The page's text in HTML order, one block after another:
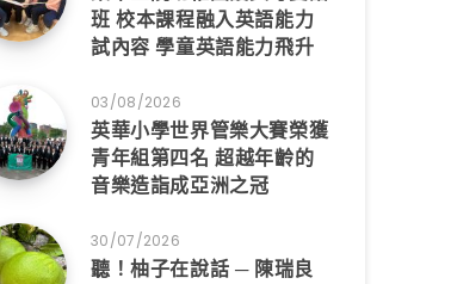
班 校本課程融入英語能力
試內容 學童英語能力飛升
03/08/2026
英華小學世界管樂大賽榮獲
青年組第四名 超越年齡的
音樂造詣成亞洲之冠
30/07/2026
聽！柚子在說話 ─ 陳瑞良